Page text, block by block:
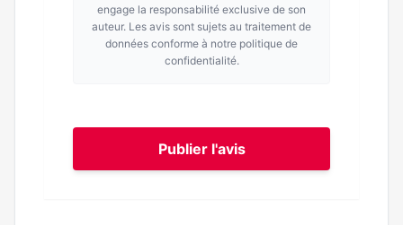
engage la responsabilité exclusive de son
auteur. Les avis sont sujets au traitement de
données conforme à notre politique de
confidentialité.
Publier l'avis